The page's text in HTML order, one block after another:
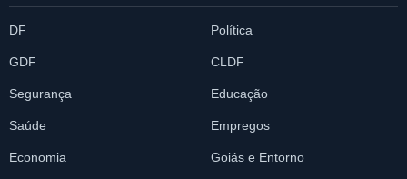
DF Política
GDF CLDF
Segurança Educação
Saúde Empregos
Economia Goiás e Entorno